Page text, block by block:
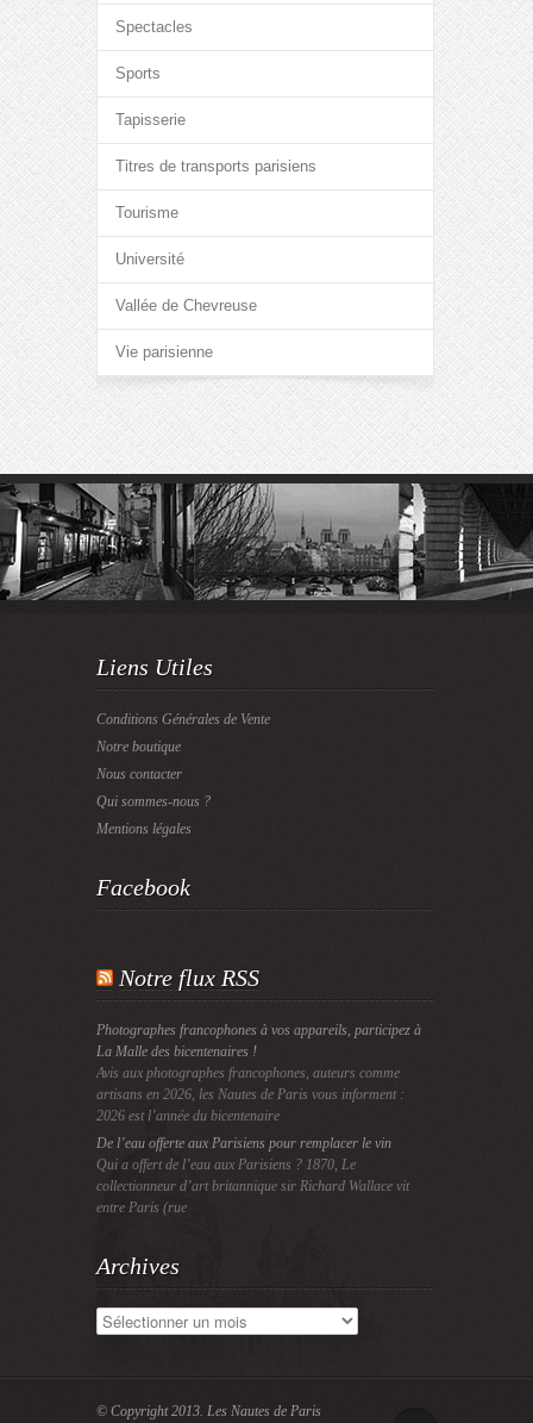
Spectacles
Sports
Tapisserie
Titres de transports parisiens
Tourisme
Université
Vallée de Chevreuse
Vie parisienne
Liens Utiles
Conditions Générales de Vente
Notre boutique
Nous contacter
Qui sommes-nous ?
Mentions légales
Facebook
Notre flux RSS
Photographes francophones à vos appareils, participez à
La Malle des bicentenaires !
Avis aux photographes francophones, auteurs comme
artisans en 2026, les Nautes de Paris vous informent :
2026 est l’année du bicentenaire
De l’eau offerte aux Parisiens pour remplacer le vin
Qui a offert de l’eau aux Parisiens ? 1870, Le
collectionneur d’art britannique sir Richard Wallace vit
entre Paris (rue
Archives
Archives
© Copyright 2013. Les Nautes de Paris